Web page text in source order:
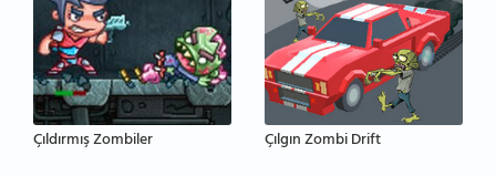
Çıldırmış Zombiler Çılgın Zombi Drift